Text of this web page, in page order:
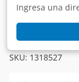
Ingresa una
Super
Foco Ahorrador
SKU: 1318527